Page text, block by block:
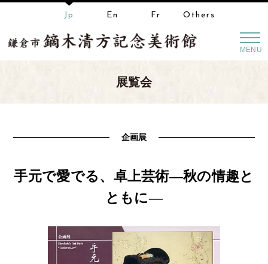
Jp En Fr Others
MENU
展覧会
企画展
手元で愛でる、卓上芸術―秋の情趣と
ともに―